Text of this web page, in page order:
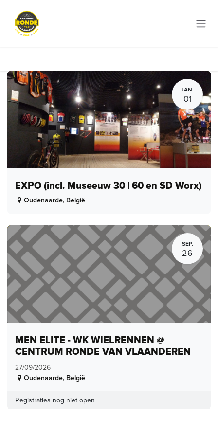
JAN.
01
EXPO (incl. Museeuw 30 | 60 en SD Worx)
Oudenaarde, België
SEP.
26
MEN ELITE - WK WIELRENNEN @
CENTRUM RONDE VAN VLAANDEREN
27/09/2026
Oudenaarde, België
Registraties nog niet open